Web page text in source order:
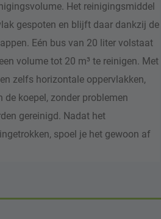
Het reinigingsmiddel
gespoten en blijft daar dankzij de
Eén bus van 20 liter volstaat
volume tot 20 m³ te reinigen. Met
zelfs horizontale oppervlakken,
de koepel, zonder problemen
gereinigd. Nadat het
spoel je het gewoon af